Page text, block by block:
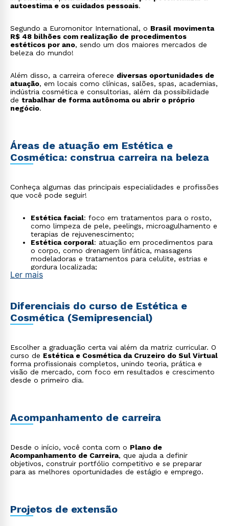
autoestima e os cuidados pessoais.
Segundo a Euromonitor International, o Brasil movimenta
R$ 48 bilhões com realização de procedimentos
estéticos por ano, sendo um dos maiores mercados de
beleza do mundo!
Além disso, a carreira oferece diversas oportunidades de
atuação, em locais como clínicas, salões, spas, academias,
indústria cosmética e consultorias, além da possibilidade
de trabalhar de forma autônoma ou abrir o próprio
negócio.
Áreas de atuação em Estética e
Cosmética: construa carreira na beleza
Conheça algumas das principais especialidades e profissões
que você pode seguir!
Estética facial: foco em tratamentos para o rosto,
como limpeza de pele, peelings, microagulhamento e
terapias de rejuvenescimento;
Estética corporal: atuação em procedimentos para
o corpo, como drenagem linfática, massagens
modeladoras e tratamentos para celulite, estrias e
gordura localizada;
Terapia capilar e tricologia
área analisa as características do cliente para criar
uma imagem pessoal harmônica, sugerindo cortes de
cabelo, maquiagem e design de sobrancelhas que
com cirurgiões plásticos, preparando a pele para
procedimentos e auxiliando na recuperação do
paciente com técnicas como a drenagem linfática,
que acelera a cicatrização e reduz edemas;
Desenvolvimento de cosméticos
Consultoria e treinamento : prestar consultoria para
clínicas e spas sobre novos protocolos e tecnologias;
estar, tornando-se uma autoridade no assunto.
Ler mais
Diferenciais do curso de Estética e
Cosmética (Semipresencial)
Escolher a graduação certa vai além da matriz curricular. O
curso de Estética e Cosmética da Cruzeiro do Sul Virtual
forma profissionais completos, unindo teoria, prática e
visão de mercado, com foco em resultados e crescimento
desde o primeiro dia.
Acompanhamento de carreira
Desde o início, você conta com o Plano de
Acompanhamento de Carreira, que ajuda a definir
objetivos, construir portfólio competitivo e se preparar
para as melhores oportunidades de estágio e emprego.
Projetos de extensão